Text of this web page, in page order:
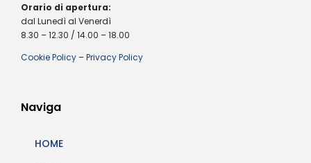
Orario di apertura:
dal Lunedì al Venerdì
8.30 – 12.30 / 14.00 – 18.00
Cookie Policy –Privacy Policy
Naviga
HOME